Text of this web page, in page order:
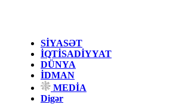
SİYASƏT
İQTİSADİYYAT
DÜNYA
İDMAN
MEDİA
Digər